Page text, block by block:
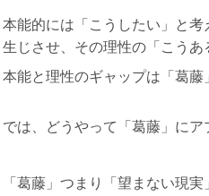
本能的には「こうしたい」と
生じさせ、その理性の「こうあ
本能と理性のギャップは「葛藤
では、どうやって「葛藤」にア
「葛藤」つまり「望まない現